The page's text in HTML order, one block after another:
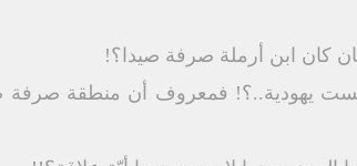
كان ابن أرملة صرفة صيدا؟!
يهودية..؟! فمعروف أن منطقة صرفة